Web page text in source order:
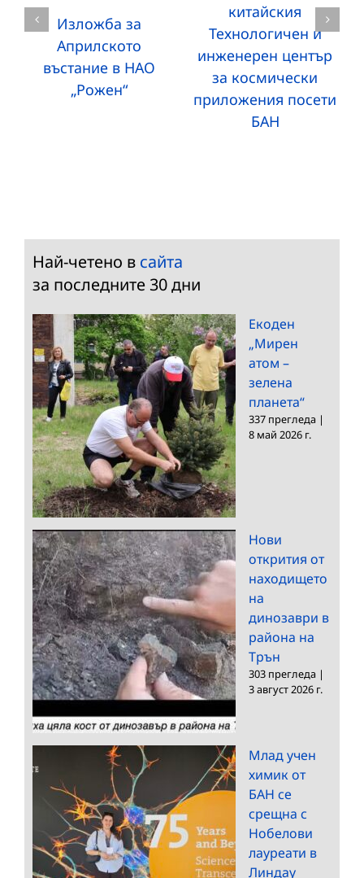
Изложба за
Априлското
въстание в НАО
„Рожен“
китайския
Технологичен и
инженерен център
за космически
приложения посети
БАН
Най-четено в сайта
за последните 30 дни
Екоден
„Мирен
атом –
зелена
планета“
337 прегледа |
8 май 2026 г.
Нови
открития от
находището
на
динозаври в
района на
Трън
303 прегледа |
3 август 2026 г.
Млад учен
химик от
БАН се
срещна с
Нобелови
лауреати в
Линдау